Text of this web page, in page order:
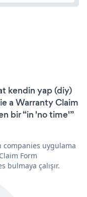
kendin yap (diy)
a Warranty Claim
bir “in 'no time'”
uygulama
Form
bulmaya çalışır.